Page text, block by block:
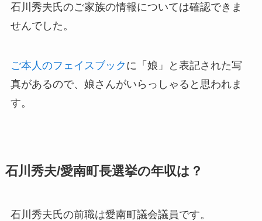
石川秀夫氏のご家族の情報については確認できま
せんでした。
ご本人のフェイスブック に「娘」と表記された写
真があるので、 娘さんがいらっしゃると思われま
す。
石川秀夫/愛南町長選挙の年収は？
石川秀夫氏の前職は愛南町議会議員です。